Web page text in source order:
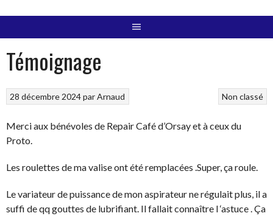
Témoignage
Non classé
28 décembre 2024parArnaud
Merci aux bénévoles de Repair Café d’Orsay et à ceux du
Proto.
Les roulettes de ma valise ont été remplacées .Super, ça roule.
Le variateur de puissance de mon aspirateur ne régulait plus, il a
suffi de qq gouttes de lubrifiant. Il fallait connaître l ‘astuce . Ça